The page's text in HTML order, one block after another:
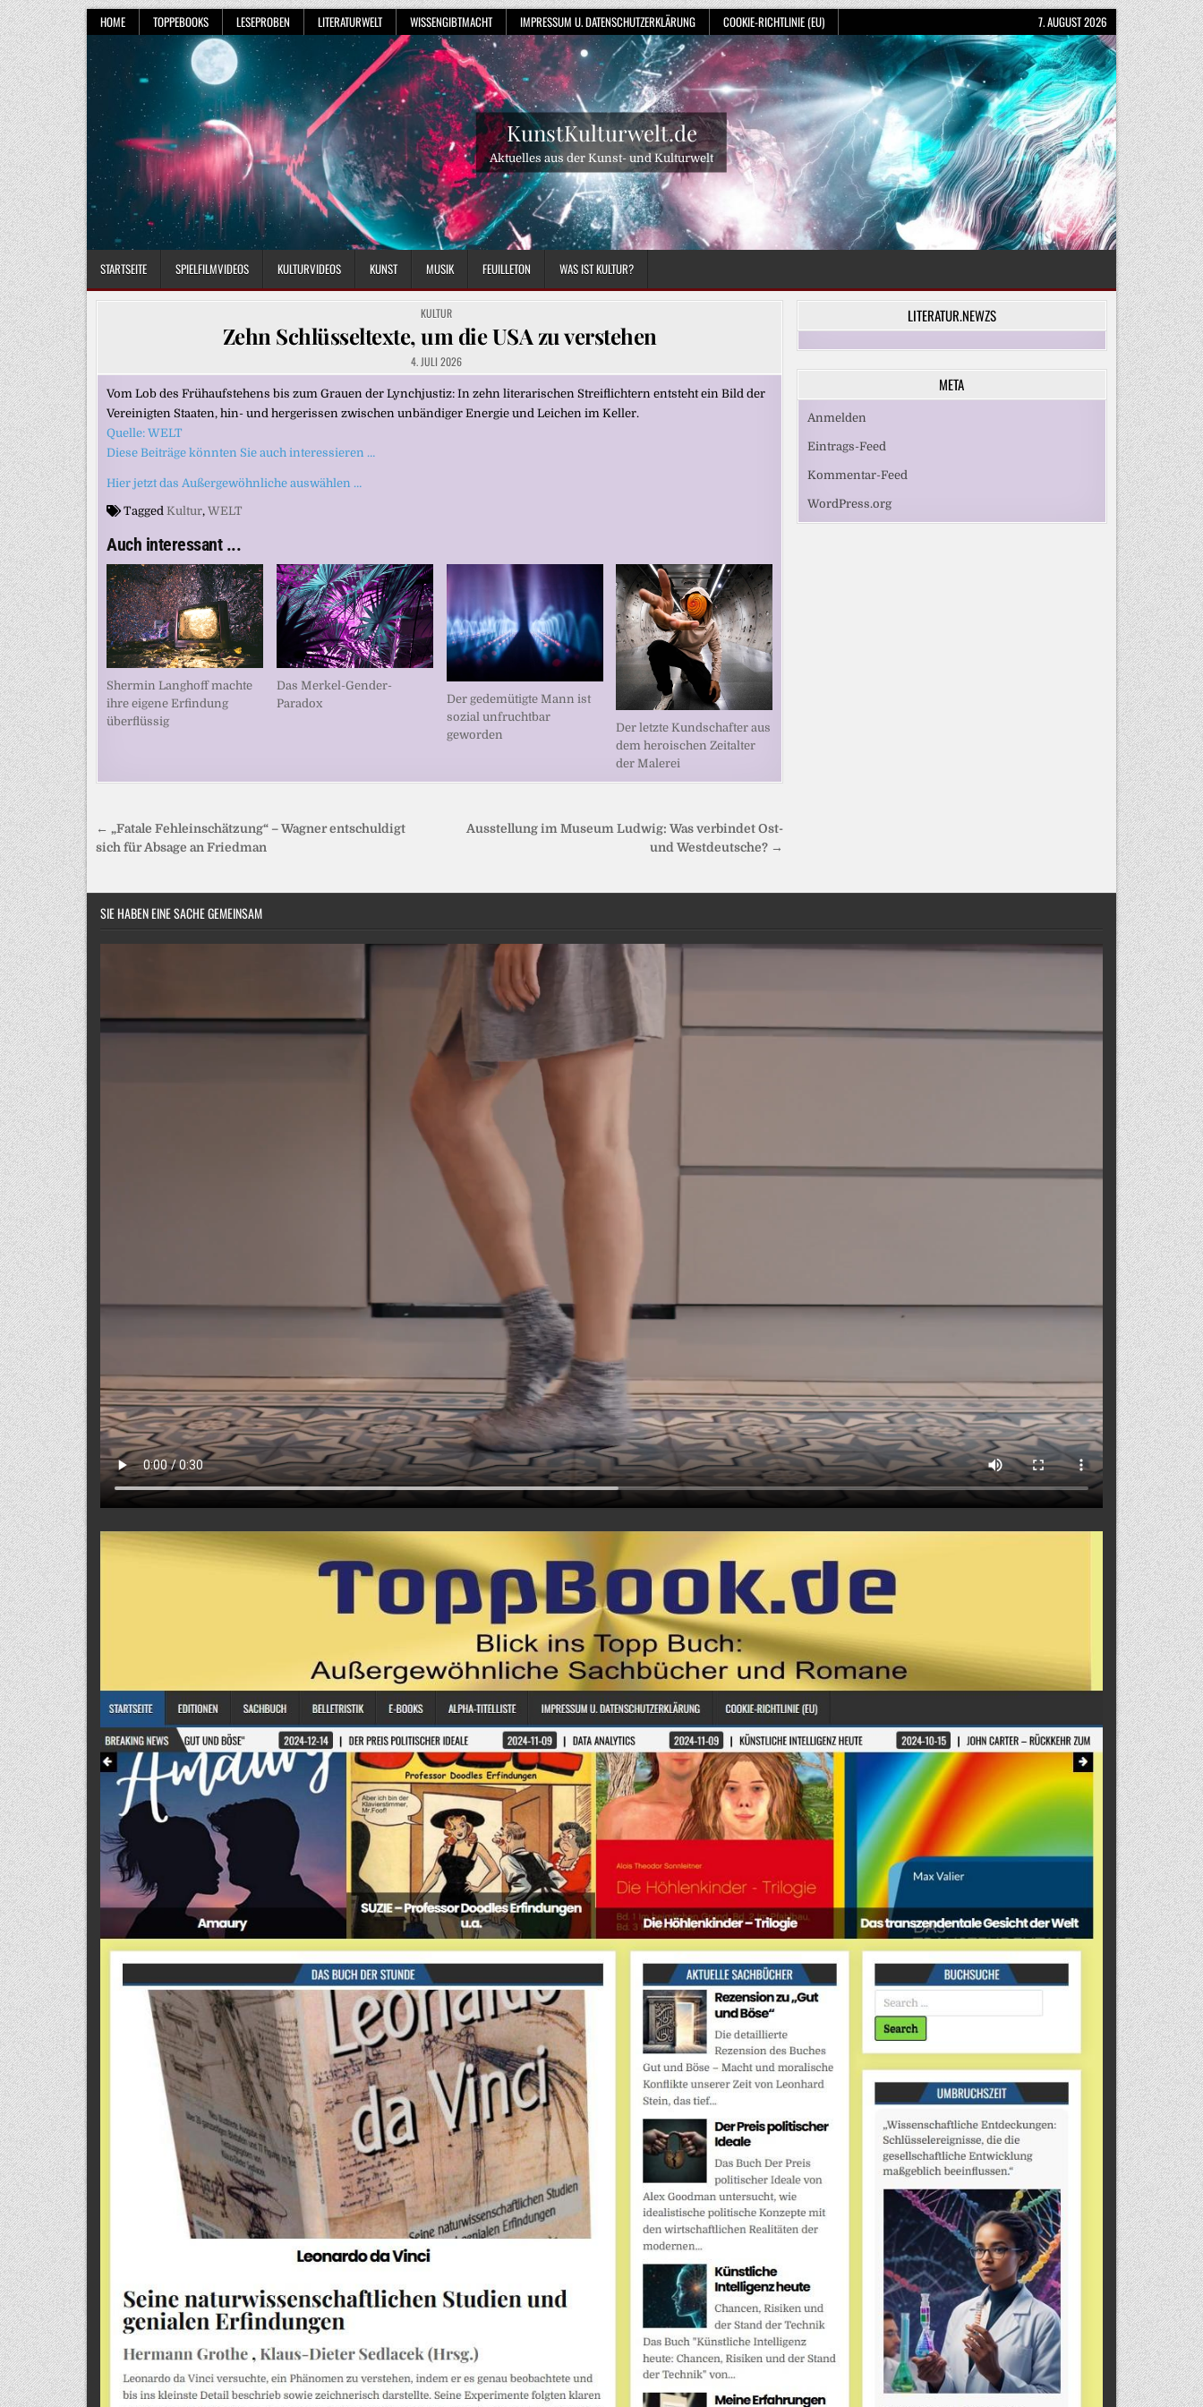
Skip
to
content
HOME TOPPEBOOKS LESEPROBEN LITERATURWELT WISSENGIBTMACHT IMPRESSUM U. DATENSCHUTZERKLÄRUNG COOKIE-RICHTLINIE (EU) 7. AUGUST 2026
KunstKulturwelt.de
Aktuelles aus der Kunst- und Kulturwelt
STARTSEITE SPIELFILMVIDEOS KULTURVIDEOS KUNST MUSIK FEUILLETON WAS IST KULTUR?
POSTED
IN
KULTUR
Zehn Schlüsseltexte, um die USA zu verstehen
4. JULI 2026
Vom Lob des Frühaufstehens bis zum Grauen der Lynchjustiz: In zehn literarischen Streiflichtern entsteht ein Bild der
Vereinigten Staaten, hin- und hergerissen zwischen unbändiger Energie und Leichen im Keller.
Quelle: WELT
Diese Beiträge könnten Sie auch interessieren …
Hier jetzt das Außergewöhnliche auswählen …
Tagged Kultur, WELT
Auch interessant ...
Shermin Langhoff machte
ihre eigene Erfindung
überflüssig
Das Merkel-Gender-
Paradox
Der gedemütigte Mann ist
sozial unfruchtbar
geworden
Der letzte Kundschafter aus
dem heroischen Zeitalter
der Malerei
Beitragsnavigation
Ausstellung im Museum Ludwig: Was verbindet Ost-
und Westdeutsche? →
← „Fatale Fehleinschätzung“ – Wagner entschuldigt
sich für Absage an Friedman
LITERATUR.NEWZS
META
Anmelden
Eintrags-Feed
Kommentar-Feed
WordPress.org
SIE HABEN EINE SACHE GEMEINSAM